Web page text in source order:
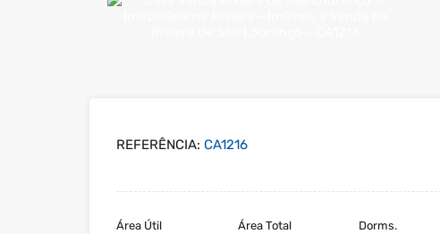
REFERÊNCIA: CA1216
Dorms.
Área Útil Área Total